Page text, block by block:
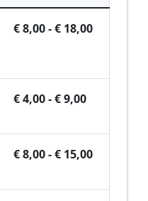
€ 8,00 - € 18,00
€ 4,00 - € 9,00
€ 8,00 - € 15,00